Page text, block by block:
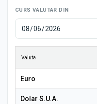
CURS VALUTAR DIN
Valuta
Euro
Dolar S.U.A.